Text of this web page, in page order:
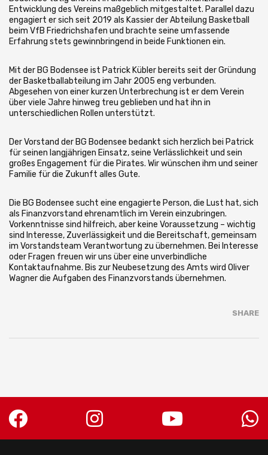
Entwicklung des Vereins maßgeblich mitgestaltet. Parallel dazu
engagiert er sich seit 2019 als Kassier der Abteilung Basketball
beim VfB Friedrichshafen und brachte seine umfassende
Erfahrung stets gewinnbringend in beide Funktionen ein.
Mit der BG Bodensee ist Patrick Kübler bereits seit der Gründung
der Basketballabteilung im Jahr 2005 eng verbunden.
Abgesehen von einer kurzen Unterbrechung ist er dem Verein
über viele Jahre hinweg treu geblieben und hat ihn in
unterschiedlichen Rollen unterstützt.
Der Vorstand der BG Bodensee bedankt sich herzlich bei Patrick
für seinen langjährigen Einsatz, seine Verlässlichkeit und sein
großes Engagement für die Pirates. Wir wünschen ihm und seiner
Familie für die Zukunft alles Gute.
Die BG Bodensee sucht eine engagierte Person, die Lust hat, sich
als Finanzvorstand ehrenamtlich im Verein einzubringen.
Vorkenntnisse sind hilfreich, aber keine Voraussetzung – wichtig
sind Interesse, Zuverlässigkeit und die Bereitschaft, gemeinsam
im Vorstandsteam Verantwortung zu übernehmen. Bei Interesse
oder Fragen freuen wir uns über eine unverbindliche
Kontaktaufnahme. Bis zur Neubesetzung des Amts wird Oliver
Wagner die Aufgaben des Finanzvorstands übernehmen.
SHARE